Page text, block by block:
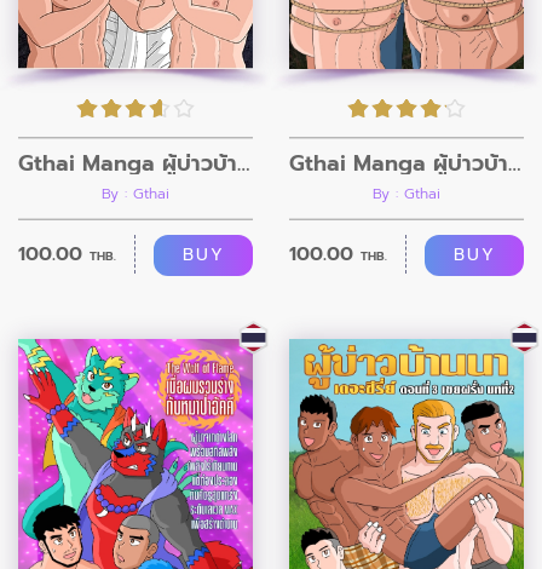
Gthai Manga ผู้บ่าวบ้านนา ตอนที่6
By : Gthai
100.00 THB. BUY
Gthai Manga ผู้บ่าวบ้านนา ตอนที่5
By : Gthai
100.00 THB. BUY